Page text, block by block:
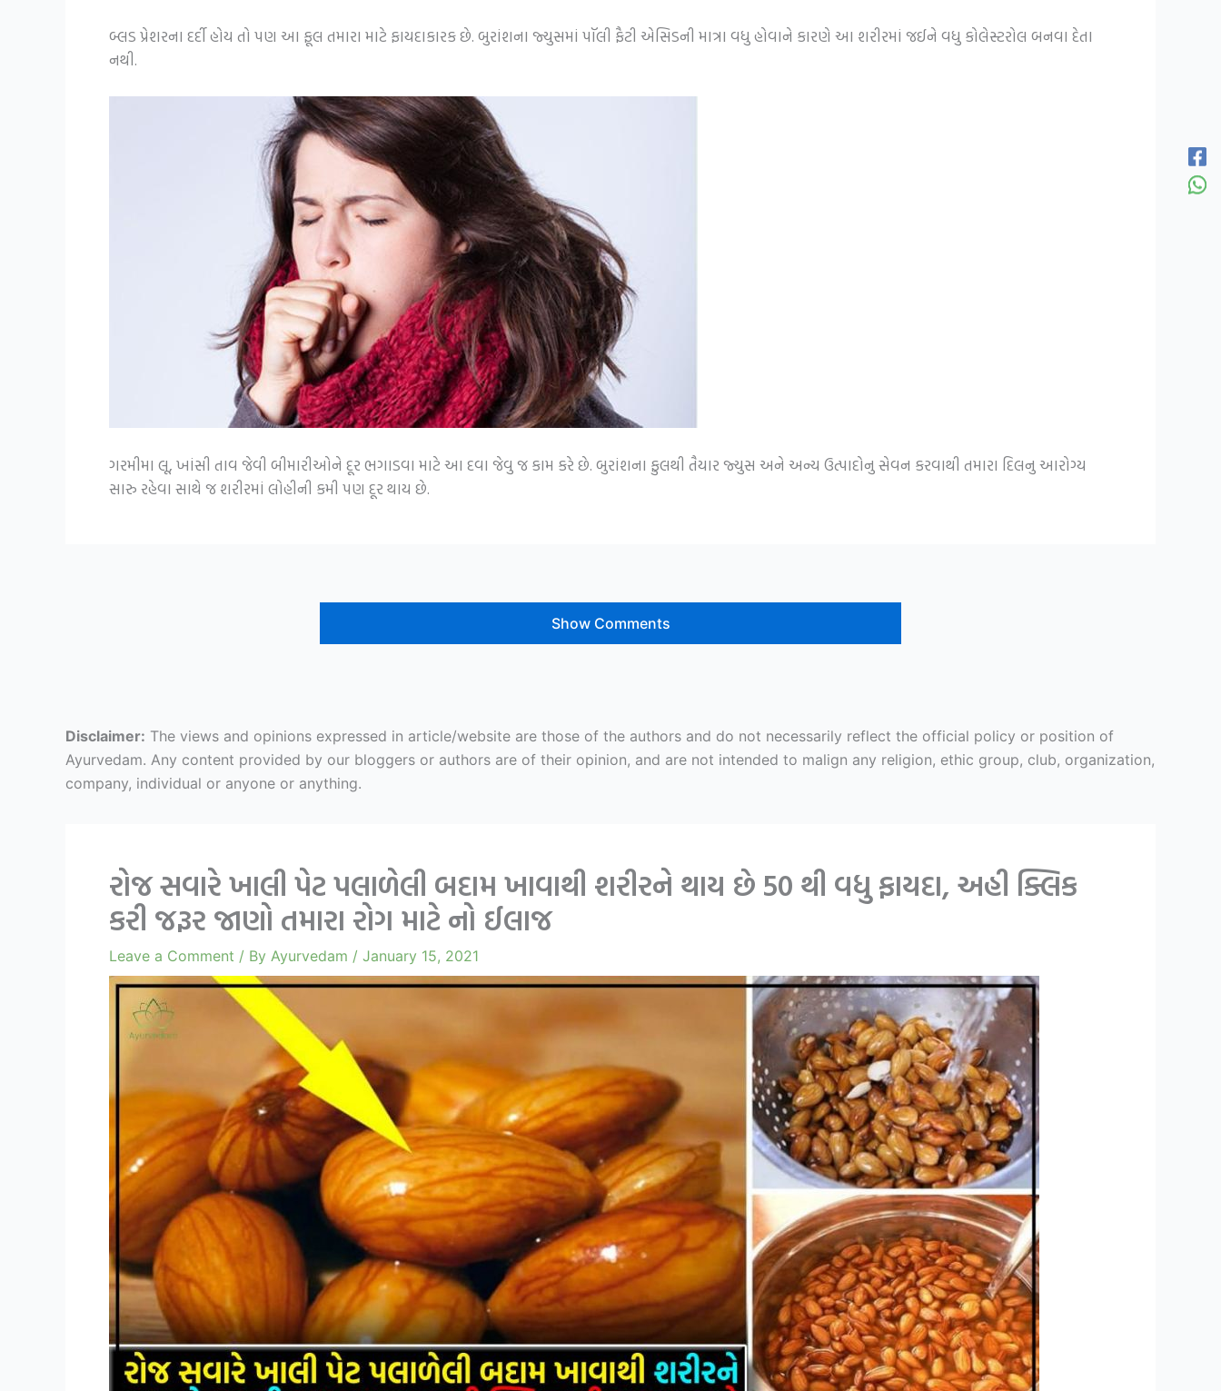
બ્લડ પ્રેશરના દર્દી હોય તો પણ આ ફૂલ તમારા માટે ફાયદાકારક છે. બુરાંશના જ્યુસમાં પૉલી ફૈટી એસિડની માત્રા વધુ હોવાને કારણે આ શરીરમાં જઈને વધુ કોલેસ્ટરોલ બનવા દેતા
નથી.
ગરમીમા લૂ, ખાંસી તાવ જેવી બીમારીઓને દૂર ભગાડવા માટે આ દવા જેવુ જ કામ કરે છે. બુરાંશના ફુલથી તૈયાર જ્યુસ અને અન્ય ઉત્પાદોનુ સેવન કરવાથી તમારા દિલનુ આરોગ્ય
સારુ રહેવા સાથે જ શરીરમાં લોહીની કમી પણ દૂર થાય છે.
Show Comments
Disclaimer: The views and opinions expressed in article/website are those of the authors and do not necessarily reflect the official policy or position of
Ayurvedam. Any content provided by our bloggers or authors are of their opinion, and are not intended to malign any religion, ethic group, club, organization,
company, individual or anyone or anything.
રોજ સવારે ખાલી પેટ પલાળેલી બદામ ખાવાથી શરીરને થાય છે 50 થી વધુ ફાયદા, અહી ક્લિક
કરી જરૂર જાણો તમારા રોગ માટે નો ઈલાજ
Leave a Comment / By Ayurvedam / January 15, 2021